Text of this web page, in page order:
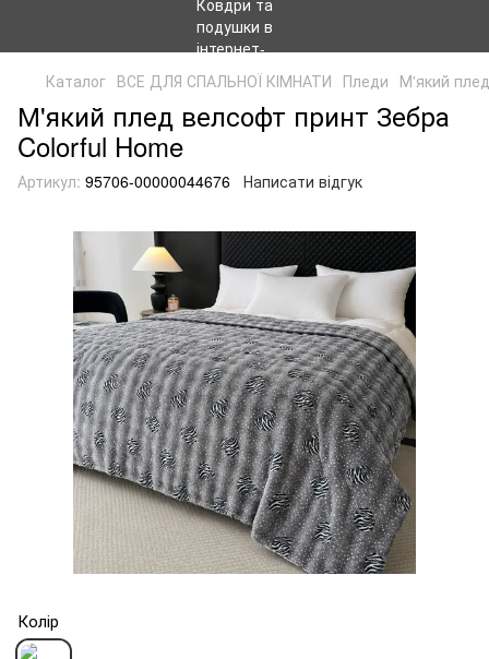
Каталог ВСЕ ДЛЯ СПАЛЬНОЇ КІМНАТИ Пледи М'який
М'який плед велсофт принт Зебра
Colorful Home
Артикул: 95706-00000044676 Написати відгук
Колір